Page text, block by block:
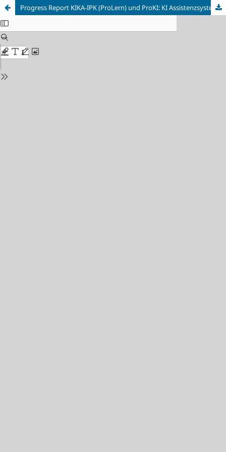
Progress Report KIKA-IPK (ProLern) und ProKI: KI Assistenzsysteme zur Inprozesskontrolle bei WAAM und DoD Prozessen